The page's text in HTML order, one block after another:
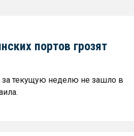
портов грозят
за текущую неделю не зашло в